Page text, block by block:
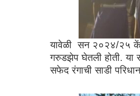
यावेळी सन २०२४/२५
गरुडझेप घेतली होती. या
सफेद रंगाची साडी